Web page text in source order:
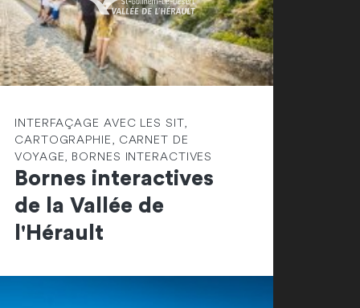
INTERFAÇAGE AVEC LES SIT,
CARTOGRAPHIE, CARNET DE
VOYAGE, BORNES INTERACTIVES
Bornes interactives
de la Vallée de
l'Hérault